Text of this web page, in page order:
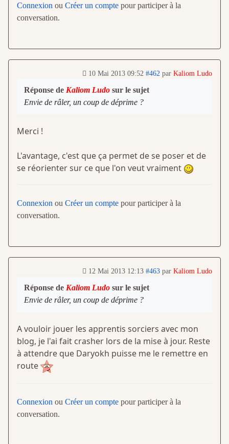
Connexion ou Créer un compte pour participer à la
conversation.
10 Mai 2013 09:52 #462 par Kaliom Ludo
Réponse de Kaliom Ludo sur le sujet
Envie de râler, un coup de déprime ?
Merci !
L'avantage, c'est que ça permet de se poser et de
se réorienter sur ce que l'on veut vraiment
Connexion ou Créer un compte pour participer à la
conversation.
12 Mai 2013 12:13 #463 par Kaliom Ludo
Réponse de Kaliom Ludo sur le sujet
Envie de râler, un coup de déprime ?
A vouloir jouer les apprentis sorciers avec mon
blog, je l'ai fait crasher lors de la mise à jour. Reste
à attendre que Daryokh puisse me le remettre en
route
Connexion ou Créer un compte pour participer à la
conversation.